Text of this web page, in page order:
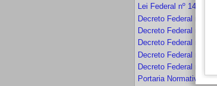
Lei Federal nº 14.126/
Decreto Federal nº
Decreto Federal nº
Decreto Federal nº
Decreto Federal nº
Decreto Federal nº
Portaria Normativa